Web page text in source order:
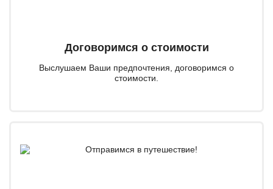
Договоримся о стоимости
Выслушаем Ваши предпочтения, договоримся о
стоимости.